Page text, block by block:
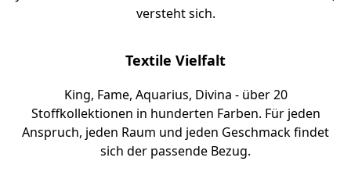
versteht sich.
Textile Vielfalt
King, Fame, Aquarius, Divina - über 20
Stoffkollektionen in hunderten Farben. Für jeden
Anspruch, jeden Raum und jeden Geschmack findet
sich der passende Bezug.